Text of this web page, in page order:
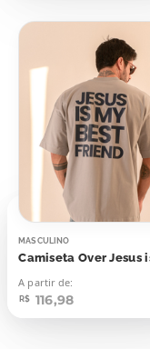
MASCULINO
A partir de:
R$ 116,98